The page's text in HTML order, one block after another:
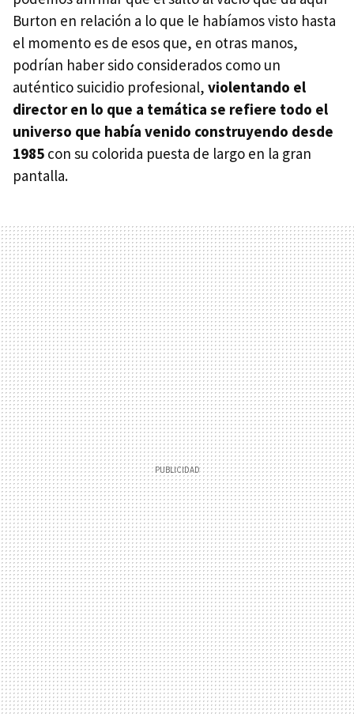
Burton en relación a lo que le habíamos visto hasta
el momento es de esos que, en otras manos,
podrían haber sido considerados como un
auténtico suicidio profesional, violentando el
director en lo que a temática se refiere todo el
universo que había venido construyendo desde
1985 con su colorida puesta de largo en la gran
pantalla.